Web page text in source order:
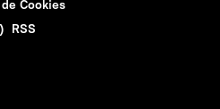
Cookies
RSS